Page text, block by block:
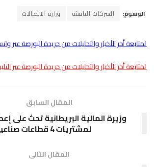
الوسوم: الشركات الناشئة وزارة الاتصالات
لمتابعة أخر الأخبار والتحليلات من جريدة البورصة
لمتابعة أخر الأخبار والتحليلات من جريدة البورصة عبر
المقال السابق
وزيرة المالية البريطانية تحث على
لمشتريات 4 قطاعات صناعية
المقال التالى